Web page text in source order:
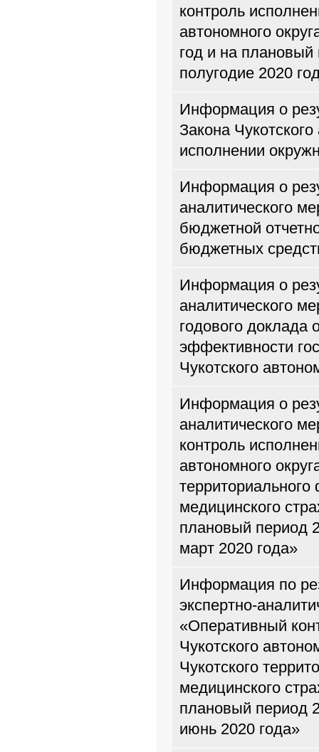
контроль
автономного
год и на плановый
полугодие 2020
Информация о
Закона
исполнении
Информация о
аналитического
бюджетной
бюджетных
Информация о
аналитического
годового доклада
эффективности
Чукотского
Информация о
аналитического
контроль
автономного
медицинского
плановый период
март 2020 года»
Информация по
экспертно-
«Оперативный
Чукотского
Чукотского
медицинского
плановый период
июнь 2020 года»